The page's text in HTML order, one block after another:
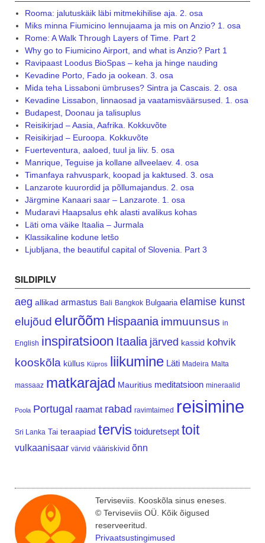
Rooma: jalutuskäik läbi mitmekihilise aja. 2. osa
Miks minna Fiumicino lennujaama ja mis on Anzio? 1. osa
Rome: A Walk Through Layers of Time. Part 2
Why go to Fiumicino Airport, and what is Anzio? Part 1
Ravipaast Loodus BioSpas – keha ja hinge nauding
Kevadine Porto, Fado ja ookean. 3. osa
Mida teha Lissaboni ümbruses? Sintra ja Cascais. 2. osa
Kevadine Lissabon, linnaosad ja vaatamisväärsused. 1. osa
Budapest, Doonau ja talisuplus
Reisikirjad – Aasia, Aafrika. Kokkuvõte
Reisikirjad – Euroopa. Kokkuvõte
Fuerteventura, aaloed, tuul ja liiv. 5. osa
Manrique, Teguise ja kollane allveelaev. 4. osa
Timanfaya rahvuspark, koopad ja kaktused. 3. osa
Lanzarote kuurordid ja põllumajandus. 2. osa
Järgmine Kanaari saar – Lanzarote. 1. osa
Mudaravi Haapsalus ehk alasti avalikus kohas
Läti oma väike Itaalia – Jurmala
Klassikaline kodune letšo
Ljubljana, the beautiful capital of Slovenia. Part 3
SILDIPILV
aeg allikad armastus Bali Bangkok Bulgaaria elamise kunst
elujõud elurõõm Hispaania immuunsus in
English inspiratsioon Itaalia järved kassid kohvik
kooskõla küllus Küpros liikumine Läti Madeira Malta
massaaz matkarajad Mauritius meditatsioon mineraalid
Poola Portugal raamat rabad ravimtaimed reisimine
Sri Lanka Tai teraapiad tervis toiduretsept toit
vulkaanisaar värvid vääriskivid õnn
Terviseviis. Kooskõla sinus eneses.
© Terviseviis OÜ. Kõik õigused
reserveeritud.
Privaatsustingimused